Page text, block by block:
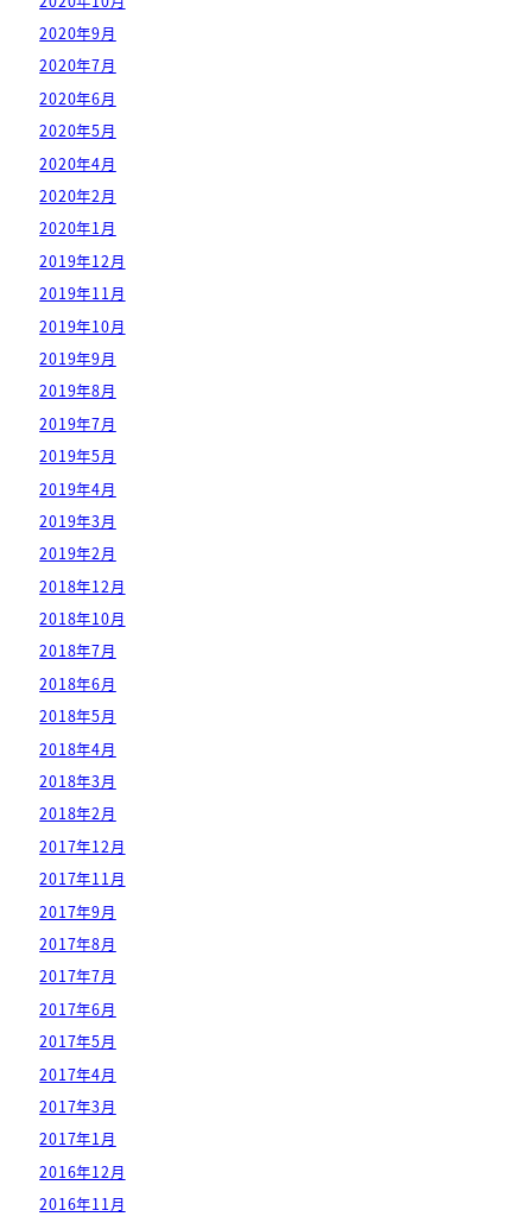
2020年9月
2020年7月
2020年6月
2020年5月
2020年4月
2020年2月
2020年1月
2019年12月
2019年11月
2019年10月
2019年9月
2019年8月
2019年7月
2019年5月
2019年4月
2019年3月
2019年2月
2018年12月
2018年10月
2018年7月
2018年6月
2018年5月
2018年4月
2018年3月
2018年2月
2017年12月
2017年11月
2017年9月
2017年8月
2017年7月
2017年6月
2017年5月
2017年4月
2017年3月
2017年1月
2016年12月
2016年11月